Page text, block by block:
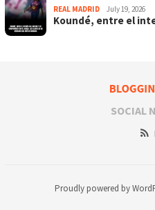
REAL MADRID July 19, 2026
Koundé, entre el
SOCIAL
Proudly powered by